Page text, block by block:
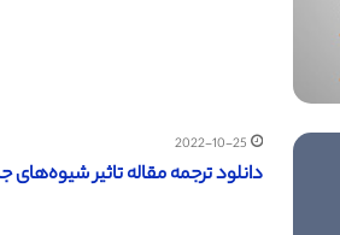
2022-10-25
دانلود ترجمه مقاله تاثیر شیوه‌های